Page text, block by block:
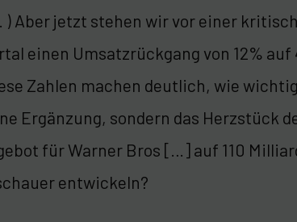
) Aber jetzt stehen wir vor einer
einen Umsatzrückgang von 12%
Zahlen machen deutlich, wie
Ergänzung, sondern das Herzstück
für Warner Bros […] auf 110
entwickeln?